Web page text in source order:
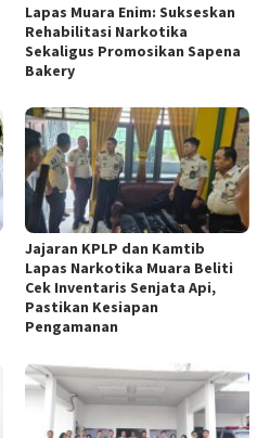
Lapas Muara Enim: Sukseskan
Rehabilitasi Narkotika
Sekaligus Promosikan Sapena
Bakery
Jajaran KPLP dan Kamtib
Lapas Narkotika Muara Beliti
Cek Inventaris Senjata Api,
Pastikan Kesiapan
Pengamanan